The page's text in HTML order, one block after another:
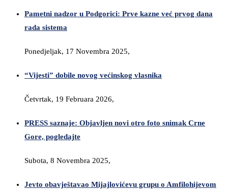
Pametni nadzor u Podgorici: Prve kazne već prvog dana
rada sistema
Ponedjeljak, 17 Novembra 2025,
“Vijesti” dobile novog većinskog vlasnika
Četvrtak, 19 Februara 2026,
PRESS saznaje: Objavljen novi otro foto snimak Crne
Gore, pogledajte
Subota, 8 Novembra 2025,
Jevto obavještavao Mijajlovićevu grupu o Amfilohijevom